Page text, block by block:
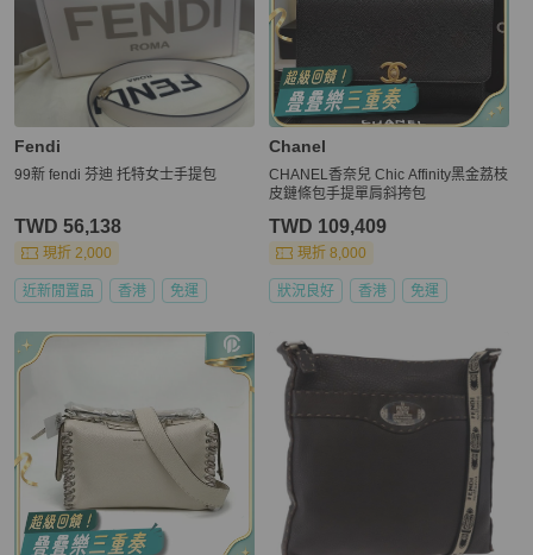
Fendi
99新 fendi 芬迪 托特女士手提包
TWD 56,138
現折 2,000
近新閒置品 香港 免運
Chanel
CHANEL香奈兒 Chic Affinity黑金荔枝
皮鏈條包手提單肩斜挎包
TWD 109,409
現折 8,000
狀況良好 香港 免運